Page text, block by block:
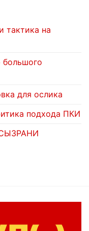
тактика на
большого
для ослика
подхода ПКИ